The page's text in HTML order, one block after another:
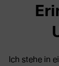
Ich stehe in